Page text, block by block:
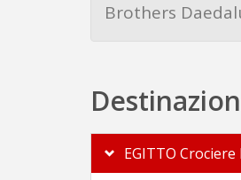
Brothers
EGITTO Crociere